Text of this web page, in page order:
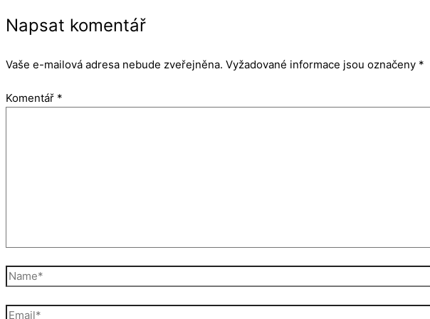
Napsat komentář
Vaše e-mailová adresa nebude zveřejněna. Vyžadované informace jsou označeny *
Komentář *
Name*
Email*